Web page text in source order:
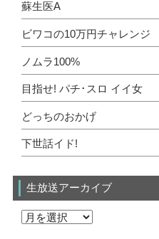
蘇生医A
ビワコの10万円チャレンジ
ノムラ100%
目指せ! パチ･スロ イイ女
どっちのおかげ
下世話イド!
生放送アーカイブ